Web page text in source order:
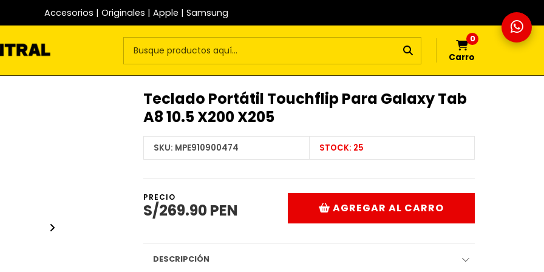
Accesorios | Originales | Apple | Samsung
0
Carro
Teclado Portátil Touchflip Para Galaxy Tab
A8 10.5 X200 X205
SKU: MPE910900474 STOCK: 25
PRECIO
S/269.90 PEN AGREGAR AL CARRO
DESCRIPCIÓN